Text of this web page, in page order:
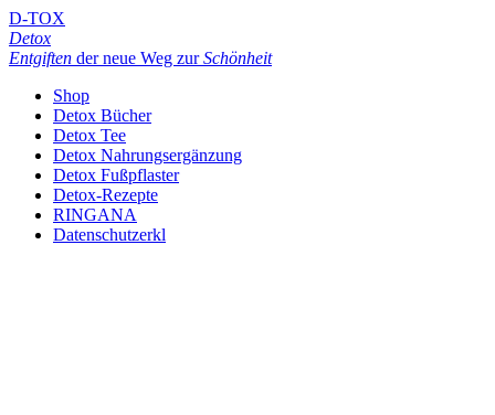
D-TOX
Detox
Entgiften der neue Weg zurSchönheit
Shop
Detox Bücher
Detox Tee
Detox Nahrungsergänzung
Detox Fußpflaster
Detox-Rezepte
RINGANA
Datenschutzerkl